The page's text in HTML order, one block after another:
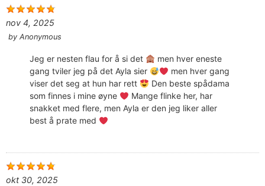
nov 4, 2025
by Anonymous
Jeg er nesten flau for å si det
men hver eneste
gang tviler jeg på det Ayla sier
men hver gang
viser det seg at hun har rett
Den beste spådama
som finnes i mine øyne
Mange flinke her, har
snakket med flere, men Ayla er den jeg liker aller
best å prate med
okt 30, 2025